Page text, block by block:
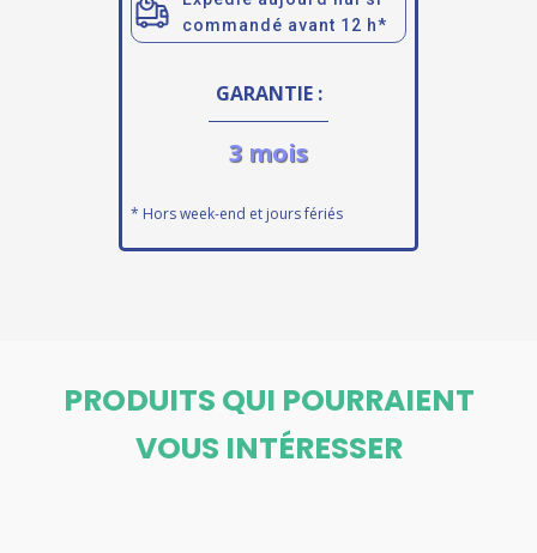
commandé avant 12 h*
GARANTIE :
3 mois
* Hors week-end et jours fériés
PRODUITS QUI POURRAIENT
VOUS INTÉRESSER